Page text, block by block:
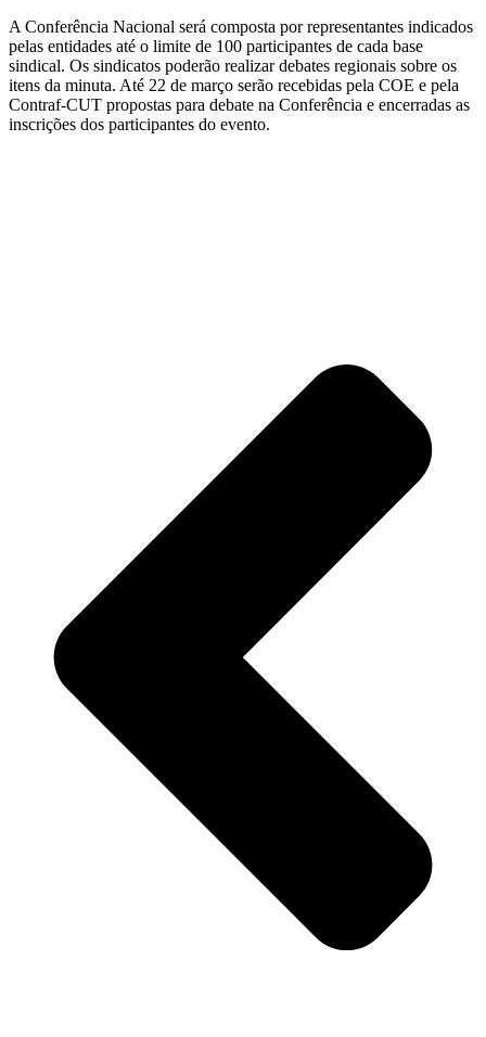
A Conferência Nacional será composta por representantes indicados
pelas entidades até o limite de 100 participantes de cada base
sindical. Os sindicatos poderão realizar debates regionais sobre os
itens da minuta. Até 22 de março serão recebidas pela COE e pela
Contraf-CUT propostas para debate na Conferência e encerradas as
inscrições dos participantes do evento.